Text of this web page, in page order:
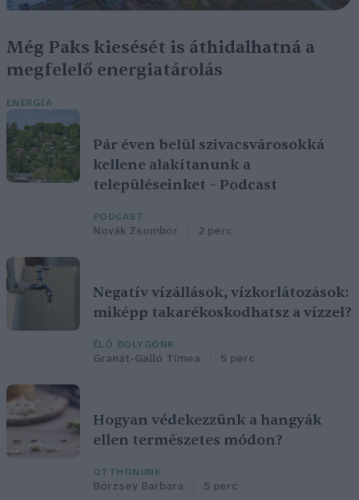
Még Paks kiesését is áthidalhatná a
megfelelő energiatárolás
ENERGIA
Pár éven belül szivacsvárosokká
kellene alakítanunk a
településeinket – Podcast
PODCAST
Novák Zsombor 2 perc
Negatív vízállások, vízkorlátozások:
miképp takarékoskodhatsz a vízzel?
ÉLŐ BOLYGÓNK
Granát-Galló Tímea 5 perc
Hogyan védekezzünk a hangyák
ellen természetes módon?
OTTHONUNK
Börzsey Barbara 5 perc